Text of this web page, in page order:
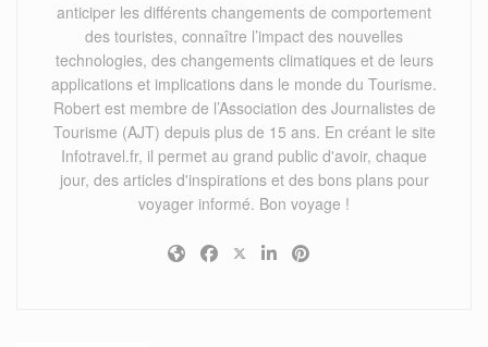
anticiper les différents changements de comportement
des touristes, connaître l’impact des nouvelles
technologies, des changements climatiques et de leurs
applications et implications dans le monde du Tourisme.
Robert est membre de l’Association des Journalistes de
Tourisme (AJT) depuis plus de 15 ans. En créant le site
Infotravel.fr, il permet au grand public d'avoir, chaque
jour, des articles d'inspirations et des bons plans pour
voyager informé. Bon voyage !